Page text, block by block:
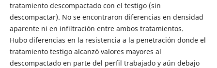
tratamiento descompactado con el testigo (sin
descompactar). No se encontraron diferencias en densidad
aparente ni en infiltración entre ambos tratamientos.
Hubo diferencias en la resistencia a la penetración donde el
tratamiento testigo alcanzó valores mayores al
descompactado en parte del perfil trabajado y aún debajo